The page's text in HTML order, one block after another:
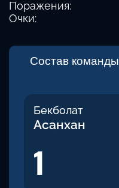
Поражения:
Очки:
Состав команды
Бекболат
Асанхан
1